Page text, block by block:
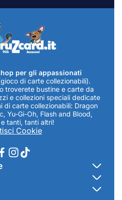
per gli appassionati
di carte collezionabili).
troverete bustine e carte da
e collezioni speciali dedicate
di carte collezionabili: Dragon
Yu-Gi-Oh, Flash and Blood,
tanti, tanti altri!
Cookie